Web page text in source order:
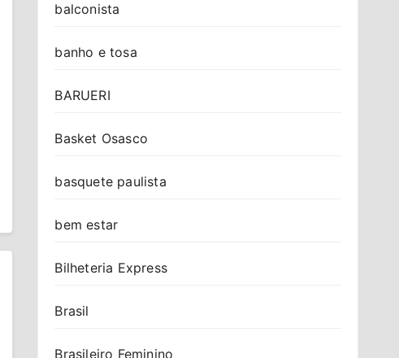
balconista
banho e tosa
BARUERI
Basket Osasco
basquete paulista
bem estar
Bilheteria Express
Brasil
Brasileiro Feminino